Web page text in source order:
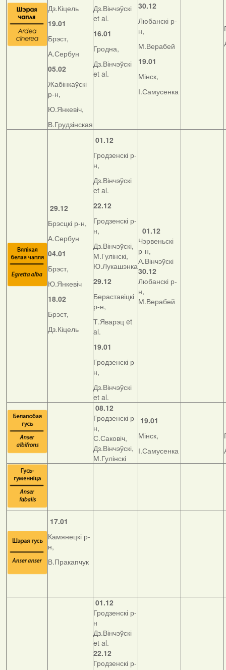
Дз.Кіцель
19.01
Брэст,
А.Сербун
05.02
Жабінкаўскі
р-н,
Ю.Янкевіч,
В.Грудзінская
Дз.Вінчэўскі
et al.
16.01
Гродна,
Дз.Вінчэўскі
et al.
30.12
Любанскі р-
н,
М.Верабей
19.01
Мінск,
І.Самусенка
29.12
Брэсцкі р-н,
А.Сербун
04.01
Брэст,
Ю.Янкевіч
18.02
Брэст,
Дз.Кіцель
01.12
Гродзенскі р-
н,
Дз.Вінчэўскі
et al.
22.12
Гродзенскі р-
н,
Дз.Вінчэўскі,
М.Гулінскі,
Ю.Лукашэнка
29.12
Бераставіцкі
р-н,
Т.Яварэц et
al.
19.01
Гродзенскі р-
н,
Дз.Вінчэўскі
et al.
01.12
Чэрвеньскі
р-н,
А.Вінчэўскі
30.12
Любанскі р-
н,
М.Верабей
08.12
Гродзенскі р-
н,
С.Саковіч,
Дз.Вінчэўскі,
М.Гулінскі
19.01
Мінск,
І.Самусенка
17.01
Камянецкі р-
н,
В.Пракапчук
01.12
Гродзенскі р-
н
Дз.Вінчэўскі
et al.
22.12
Гродзенскі р-